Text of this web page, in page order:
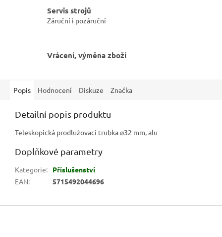
Servis strojů
Záruční i pozáruční
Vrácení, výměna zboží
Popis Hodnocení Diskuze Značka
Detailní popis produktu
Teleskopická prodlužovací trubka ⌀32 mm, alu
Doplňkové parametry
Kategorie:
Příslušenství
EAN: 5715492044696
Z